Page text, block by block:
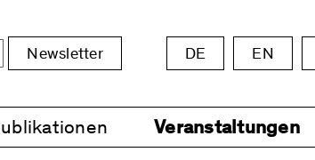
Newsletter DE EN
Veranstaltungen